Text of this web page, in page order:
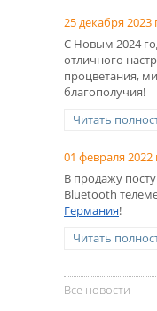
25 декабря 2023
С Новым 2024
отличного
процветания,
благополучия!
Читать
01 февраля 2022
В продажу
Bluetooth
Германия!
Читать
Все новости